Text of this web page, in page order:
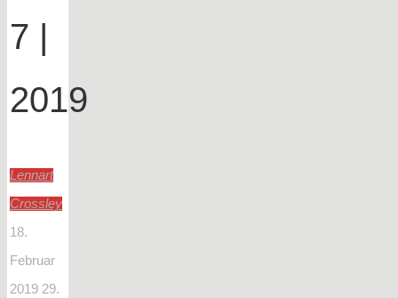
7 |
2019
Lennart
Crossley
18.
Februar
2019 29.